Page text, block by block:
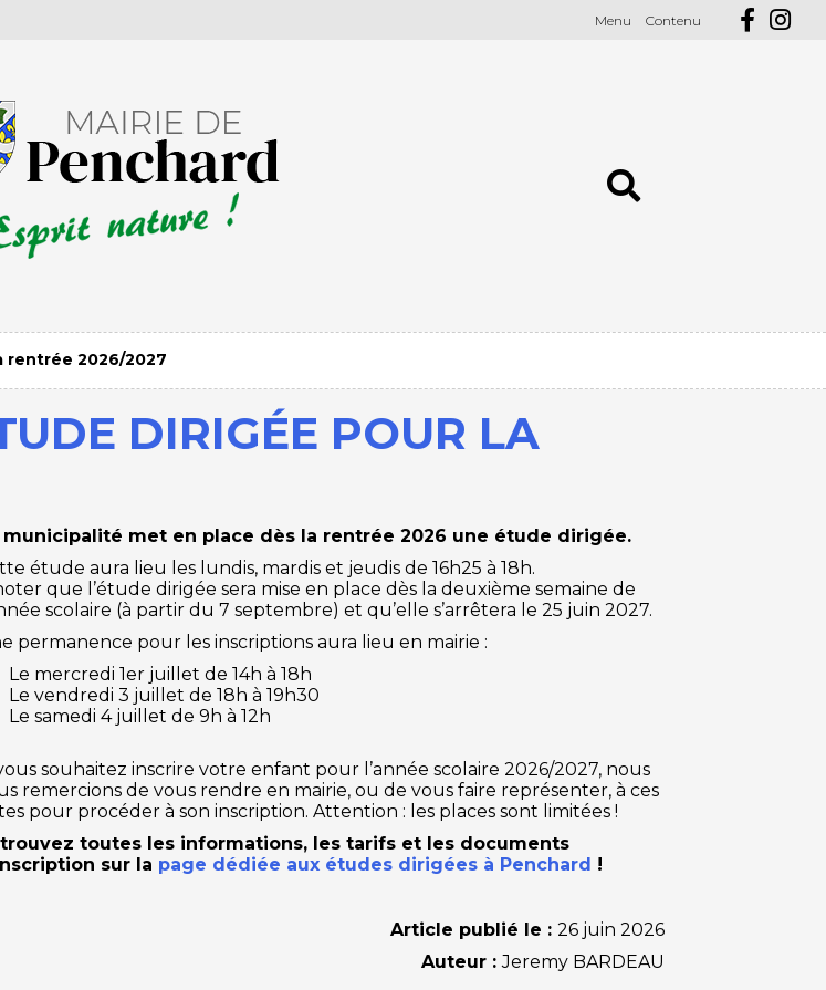
Menu Contenu
2026/2027
DIRIGÉE POUR LA
municipalité met en place dès la rentrée 2026 une étude dirigée.
étude aura lieu les lundis, mardis et jeudis de 16h25 à 18h.
que l’étude dirigée sera mise en place dès la deuxième semaine de
scolaire (à partir du 7 septembre) et qu’elle s’arrêtera le 25 juin 2027.
permanence pour les inscriptions aura lieu en mairie :
Le mercredi 1er juillet de 14h à 18h
Le vendredi 3 juillet de 18h à 19h30
Le samedi 4 juillet de 9h à 12h
souhaitez inscrire votre enfant pour l’année scolaire 2026/2027, nous
remercions de vous rendre en mairie, ou de vous faire représenter, à ces
pour procéder à son inscription. Attention : les places sont limitées !
toutes les informations, les tarifs et les documents
sur la page dédiée aux études dirigées à Penchard !
Article publié le :26 juin 2026
Auteur :Jeremy BARDEAU